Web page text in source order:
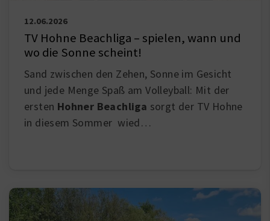
12.06.2026
TV Hohne Beachliga – spielen, wann und
wo die Sonne scheint!
Sand zwischen den Zehen, Sonne im Gesicht
und jede Menge Spaß am Volleyball: Mit der
ersten Hohner Beachliga sorgt der TV Hohne
in diesem Sommer wied…